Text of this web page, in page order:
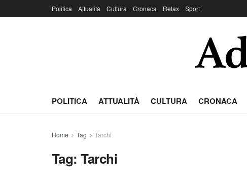
Politica Attualità Cultura Cronaca Relax Sport
POLITICA ATTUALITÀ CULTURA CRONACA
Home Tag Tarchi
Tag:Tarchi